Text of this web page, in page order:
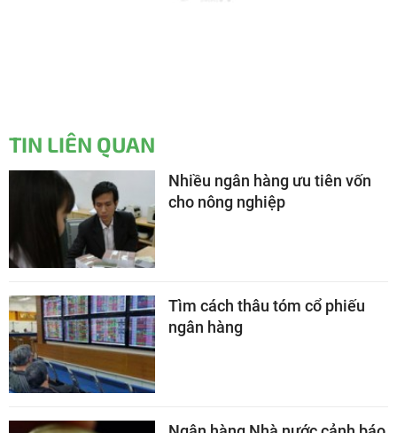
TIN LIÊN QUAN
Nhiều ngân hàng ưu tiên vốn
cho nông nghiệp
Tìm cách thâu tóm cổ phiếu
ngân hàng